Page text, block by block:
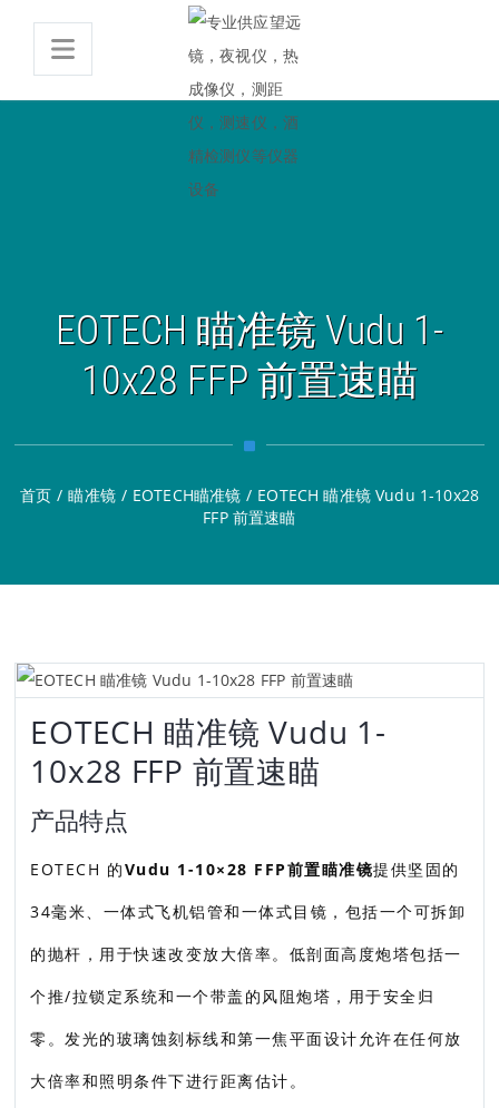
EOTECH 瞄准镜 Vudu 1-
10x28 FFP 前置速瞄
首页 / 瞄准镜 / EOTECH瞄准镜 / EOTECH 瞄准镜 Vudu 1-10x28
FFP 前置速瞄
EOTECH 瞄准镜 Vudu 1-
10x28 FFP 前置速瞄
产品特点
EOTECH 的Vudu 1-10×28 FFP前置瞄准镜提供坚固的
34毫米、一体式飞机铝管和一体式目镜，包括一个可拆卸
的抛杆，用于快速改变放大倍率。低剖面高度炮塔包括一
个推/拉锁定系统和一个带盖的风阻炮塔，用于安全归
零。发光的玻璃蚀刻标线和第一焦平面设计允许在任何放
大倍率和照明条件下进行距离估计。